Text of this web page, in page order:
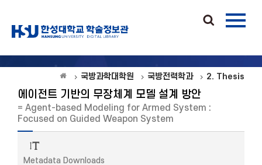
국방과학대학원 국방전력학과 2. Thesis
에이전트 기반의 무장체계 모델 설계 방안
= Agent-based Modeling for Armed System :
Focused on Guided Weapon System
Metadata Downloads